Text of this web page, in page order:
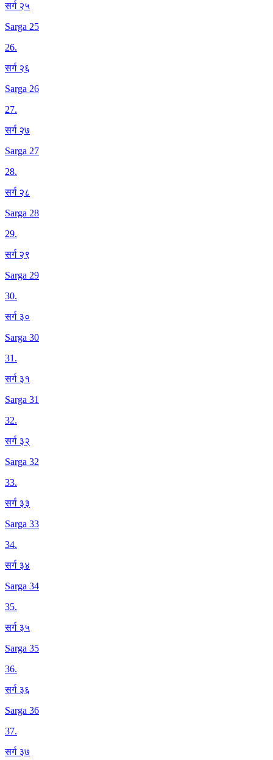
सर्ग २५
Sarga 25
26.
सर्ग २६
Sarga 26
27.
सर्ग २७
Sarga 27
28.
सर्ग २८
Sarga 28
29.
सर्ग २९
Sarga 29
30.
सर्ग ३०
Sarga 30
31.
सर्ग ३१
Sarga 31
32.
सर्ग ३२
Sarga 32
33.
सर्ग ३३
Sarga 33
34.
सर्ग ३४
Sarga 34
35.
सर्ग ३५
Sarga 35
36.
सर्ग ३६
Sarga 36
37.
सर्ग ३७